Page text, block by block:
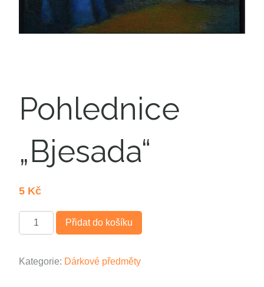
Pohlednice
„Bjesada“
5 Kč
Množství Přidat do košíku
Kategorie: Dárkové předměty